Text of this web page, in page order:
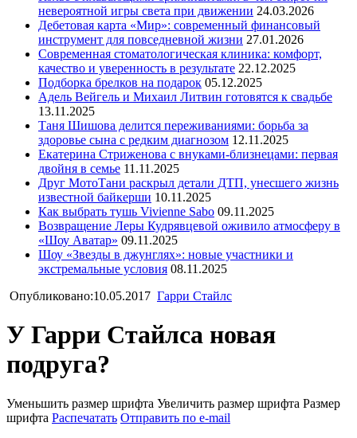
невероятной игры света при движении 24.03.2026
Дебетовая карта «Мир»: современный финансовый
инструмент для повседневной жизни 27.01.2026
Современная стоматологическая клиника: комфорт,
качество и уверенность в результате 22.12.2025
Подборка брелков на подарок 05.12.2025
Адель Вейгель и Михаил Литвин готовятся к свадьбе
13.11.2025
Таня Шишова делится переживаниями: борьба за
здоровье сына с редким диагнозом 12.11.2025
Екатерина Стриженова с внуками-близнецами: первая
двойня в семье 11.11.2025
Друг МотоТани раскрыл детали ДТП, унесшего жизнь
известной байкерши 10.11.2025
Как выбрать тушь Vivienne Sabo 09.11.2025
Возвращение Леры Кудрявцевой оживило атмосферу в
«Шоу Аватар» 09.11.2025
Шоу «Звезды в джунглях»: новые участники и
экстремальные условия 08.11.2025
Опубликовано:10.05.2017 Гарри Стайлс
У Гарри Стайлса новая
подруга?
Уменьшить размер шрифта Увеличить размер шрифта Размер
шрифта Распечатать Отправить по e-mail